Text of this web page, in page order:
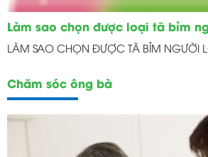
Làm sao chọn được loại tã bỉm
LÀM SAO CHỌN ĐƯỢC TÃ BỈM NGƯỜI
Chăm sóc ông bà